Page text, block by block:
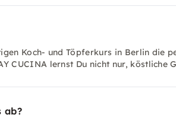
Koch- und Töpferkurs in Berlin die
CUCINA lernst Du nicht nur, köstliche
ab?